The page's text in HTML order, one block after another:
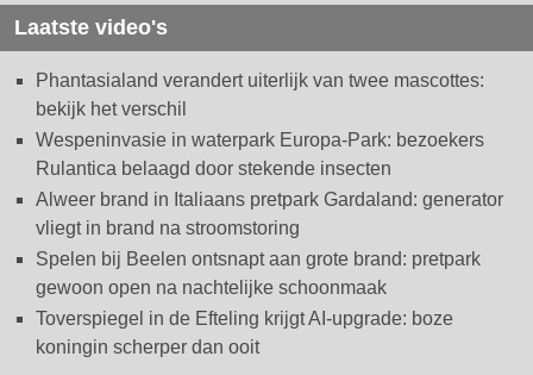
Laatste video's
Phantasialand verandert uiterlijk van twee mascottes:
bekijk het verschil
Wespeninvasie in waterpark Europa-Park: bezoekers
Rulantica belaagd door stekende insecten
Alweer brand in Italiaans pretpark Gardaland: generator
vliegt in brand na stroomstoring
Spelen bij Beelen ontsnapt aan grote brand: pretpark
gewoon open na nachtelijke schoonmaak
Toverspiegel in de Efteling krijgt AI-upgrade: boze
koningin scherper dan ooit